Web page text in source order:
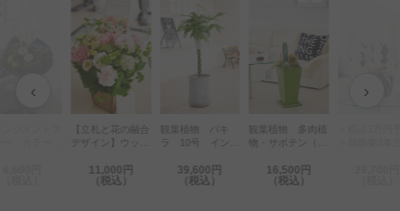
‹ ›
【立札と花の融合
デザイン】ウッド
クス デザイナー
ズアレンジメント
11,000円
（税込）
ラ 10号 インテ
ァイバークレイグ
レーポッド」仕様
39,600円
（税込）
植え グリーン角
16,500円
（税込）